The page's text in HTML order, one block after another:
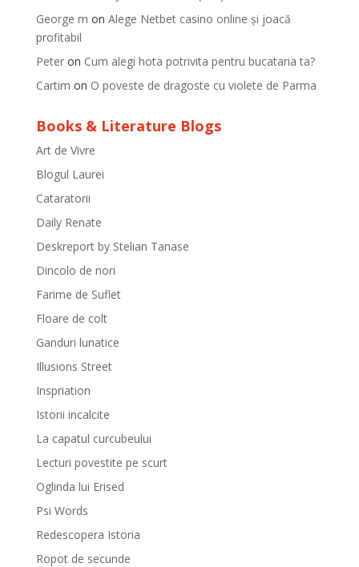
George m on Alege Netbet casino online și joacă
profitabil
Peteron Cum alegi hota potrivita pentru bucataria ta?
Cartim on O poveste de dragoste cu violete de Parma
Books & Literature Blogs
Art de Vivre
Blogul Laurei
Cataratorii
Daily Renate
Deskreport by Stelian Tanase
Dincolo de nori
Farime de Suflet
Floare de colt
Ganduri lunatice
Illusions Street
Inspriation
Istorii incalcite
La capatul curcubeului
Lecturi povestite pe scurt
Oglinda lui Erised
Psi Words
Redescopera Istoria
Ropot de secunde